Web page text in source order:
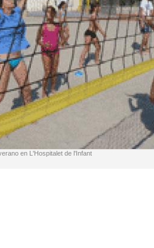
en L'Hospitalet de l'Infant